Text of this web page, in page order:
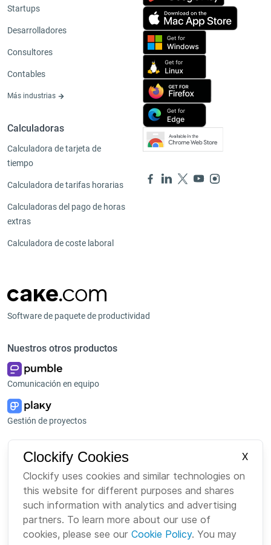
Startups
Desarrolladores
Consultores
Contables
Más industrias
Calculadoras
Calculadora de tarjeta de
tiempo
Calculadora de tarifas horarias
Calculadoras del pago de horas
extras
Calculadora de coste laboral
Software de paquete de productividad
Nuestros otros productos
Comunicación en equipo
Gestión de proyectos
Plataforma
Paquete
Bundle
Mercado
Sobre nosotros
Carreras
Marca
Clockify Cookies
X
Clockify uses cookies and similar technologies on
this website for different purposes and shares
such information with analytics and advertising
partners. To learn more about our use of
cookies, please see our Cookie Policy. You may